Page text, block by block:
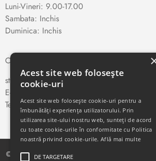
Luni-Vineri: 9.00-17.00
Sambata: Inchis
Duminica: Inchis
CONTACT
str. Traian Vuia nr. 66, Cluj-Napoca
E-mail:
Telefon:0264-410327
© Copyright 2021. Toate drepturile rezervate.
Acest site web folosește
cookie-uri
Acest site web folosește cookie-uri pentru a
îmbunătăți experiența utilizatorului. Prin
utilizarea site-ului nostru web, sunteți de acord
cu toate cookie-urile în conformitate cu Politica
noastră privind cookie-urile.Află mai multe
DE TARGETARE